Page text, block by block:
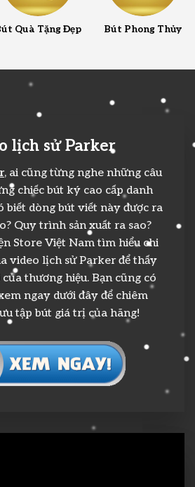
Quà Tặng Đẹp Bút Phong Thủy
lịch sử Parker
, ai cũng từng nghe những câu
chiếc bút ký cao cấp danh
biết dòng bút viết này được ra
Quy trình sản xuất ra sao?
Store Việt Nam tìm hiểu chi
video lịch sử Parker để thấy
thương hiệu. Bạn cũng có
ngay dưới đây để chiêm
tập bút giá trị của hãng!